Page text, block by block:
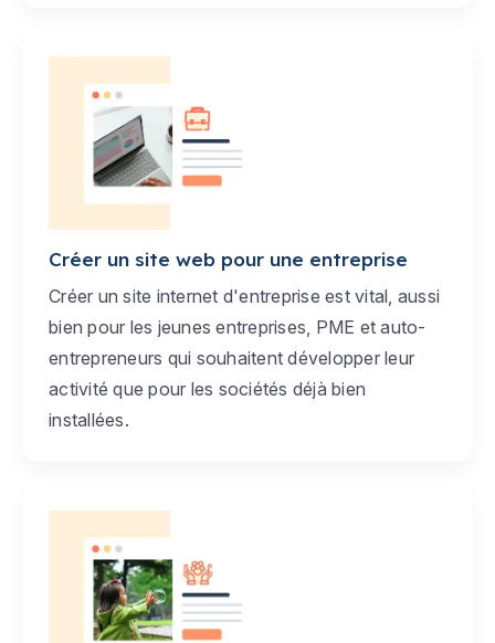
Créer un site web pour une entreprise
Créer un site internet d'entreprise est vital, aussi
bien pour les jeunes entreprises, PME et auto-
entrepreneurs qui souhaitent développer leur
activité que pour les sociétés déjà bien
installées.